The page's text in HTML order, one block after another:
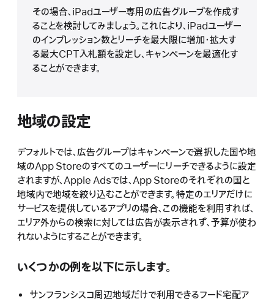
その場合、iPadユーザー専用の広告グループを作成す
ることを検討してみましょう。これにより、iPadユーザー
のインプレッション数とリーチを最大限に増加・拡大す
る最大CPT入札額を設定し、キャンペーンを最適化す
ることができます。
地域の設定
デフォルトでは、広告グループはキャンペーンで選択した国や地
域のApp Storeのすべてのユーザーにリーチできるように設定
されますが、Apple Adsでは、App Storeのそれぞれの国と
地域内で地域を絞り込むことができます。特定のエリアだけに
サービスを提供しているアプリの場合、この機能を利用すれば、
エリア外からの検索に対しては広告が表示されず、予算が使わ
れないようにすることができます。
いくつかの例を以下に示します。
サンフランシスコ周辺地域だけで利用できるフード宅配ア